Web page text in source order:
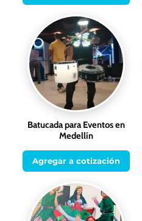
Batucada para Eventos en
Medellín
Agregar a cotización